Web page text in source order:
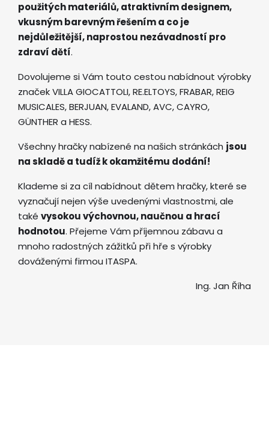
použitých materiálů, atraktivním designem,
vkusným barevným řešením a co je
nejdůležitější, naprostou nezávadností pro
zdraví dětí.
Dovolujeme si Vám touto cestou nabídnout výrobky
značek VILLA GIOCATTOLI, RE.ELTOYS, FRABAR, REIG
MUSICALES, BERJUAN, EVALAND, AVC, CAYRO,
GÜNTHER a HESS.
Všechny hračky nabízené na našich stránkách jsou
na skladě a tudíž k okamžitému dodání!
Klademe si za cíl nabídnout dětem hračky, které se
vyznačují nejen výše uvedenými vlastnostmi, ale
také vysokou výchovnou, naučnou a hrací
hodnotou. Přejeme Vám příjemnou zábavu a
mnoho radostných zážitků při hře s výrobky
dováženými firmou ITASPA.
Ing. Jan Říha